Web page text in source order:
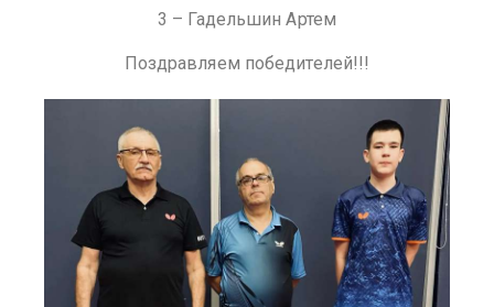
3 – Гадельшин Артем
Поздравляем победителей!!!